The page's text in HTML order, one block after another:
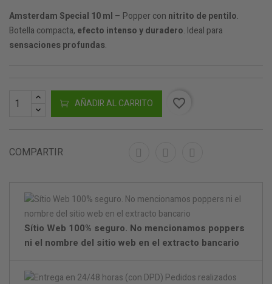
Amsterdam Special 10 ml – Popper con nitrito de pentilo.
Botella compacta, efecto intenso y duradero. Ideal para
sensaciones profundas.
AÑADIR AL CARRITO favorite_border
COMPARTIR
Sítio Web 100% seguro. No mencionamos poppers
ni el nombre del sitio web en el extracto bancario